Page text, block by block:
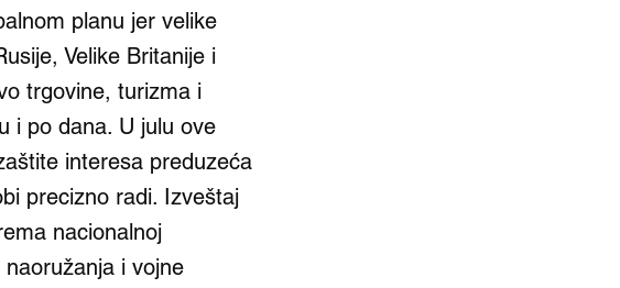
planu jer velike
Velike Britanije i
trgovine, turizma i
i po dana. U julu ove
interesa preduzeća
precizno radi. Izveštaj
nacionalnoj
i vojne